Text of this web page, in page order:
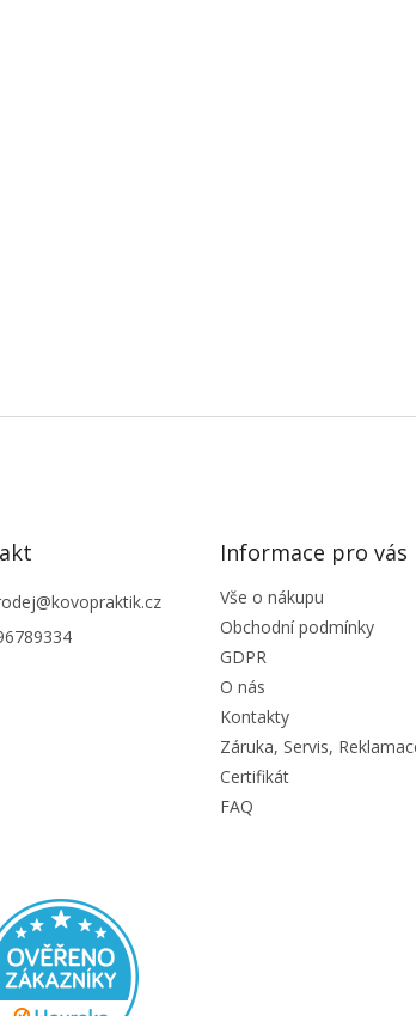
@kovopraktik.cz
Informace pro vás
Vše o nákupu
Obchodní podmínky
GDPR
O nás
Kontakty
Záruka, Servis,
Certifikát
FAQ